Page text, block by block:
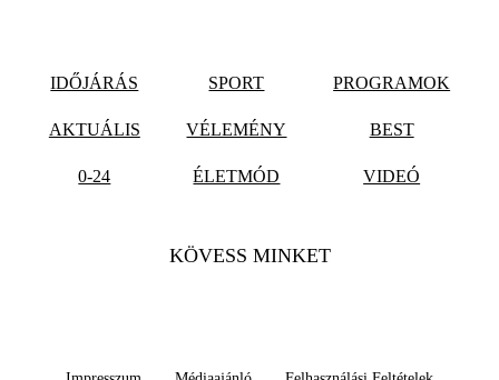
IDŐJÁRÁS SPORT PROGRAMOK
AKTUÁLIS VÉLEMÉNY BEST
0-24 ÉLETMÓD VIDEÓ
KÖVESS MINKET